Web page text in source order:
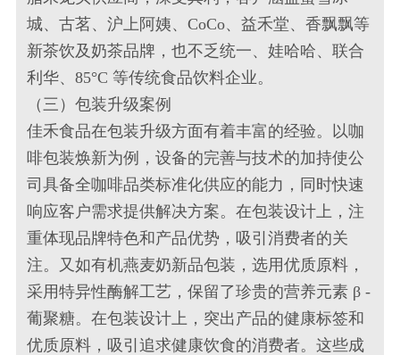
城、古茗、沪上阿姨、CoCo、益禾堂、香飘飘等
新茶饮及奶茶品牌，也不乏统一、娃哈哈、联合
利华、85°C 等传统食品饮料企业。
（三）包装升级案例
佳禾食品在包装升级方面有着丰富的经验。以咖
啡包装焕新为例，设备的完善与技术的加持使公
司具备全咖啡品类标准化供应的能力，同时快速
响应客户需求提供解决方案。在包装设计上，注
重体现品牌特色和产品优势，吸引消费者的关
注。又如有机燕麦奶新品包装，选用优质原料，
采用特异性酶解工艺，保留了珍贵的营养元素 β -
葡聚糖。在包装设计上，突出产品的健康标签和
优质原料，吸引追求健康饮食的消费者。这些成